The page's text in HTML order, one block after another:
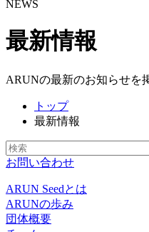
NEWS
最新情報
ARUNの最新のお知らせを
トップ
最新情報
お問い合わせ
ARUN Seedとは
ARUNの歩み
団体概要